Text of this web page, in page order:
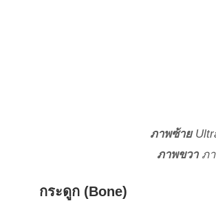
ภาพซ้าย
ภาพขวาภา
กระดูก (Bone)